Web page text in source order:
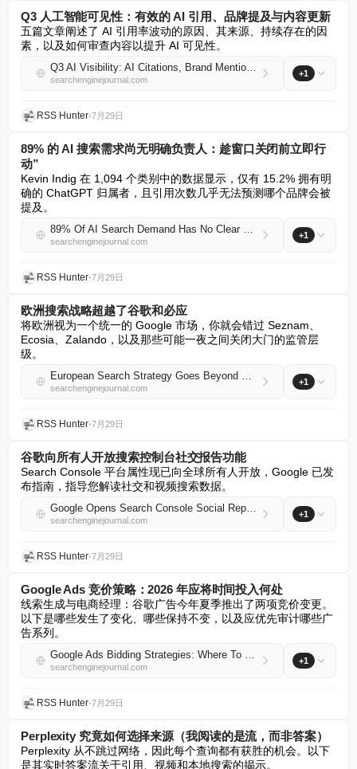
Q3 人工智能可见性：有效的 AI 引用、品牌提及与内容更新
五篇文章阐述了 AI 引用率波动的原因、其来源、持续存在的因
素，以及如何审查内容以提升 AI 可见性。
Q3 AI Visibility: AI Citations, Brand Mentions & Content Refreshes That Work
searchenginejournal.com
+1
RSS Hunter•7月29日
89% 的 AI 搜索需求尚无明确负责人：趁窗口关闭前立即行
动”
Kevin Indig 在 1,094 个类别中的数据显示，仅有 15.2% 拥有明
确的 ChatGPT 归属者，且引用次数几乎无法预测哪个品牌会被
提及。
89% Of AI Search Demand Has No Clear Owner: Use This Before The Window Closes
searchenginejournal.com
+1
RSS Hunter•7月29日
欧洲搜索战略超越了谷歌和必应
将欧洲视为一个统一的 Google 市场，你就会错过 Seznam、
Ecosia、Zalando，以及那些可能一夜之间关闭大门的监管层
级。
European Search Strategy Goes Beyond Google & Bing
searchenginejournal.com
+1
RSS Hunter•7月29日
谷歌向所有人开放搜索控制台社交报告功能
Search Console 平台属性现已向全球所有人开放，Google 已发
布指南，指导您解读社交和视频搜索数据。
Google Opens Search Console Social Reporting To Everyone
searchenginejournal.com
+1
RSS Hunter•7月29日
Google Ads 竞价策略：2026 年应将时间投入何处
线索生成与电商经理：谷歌广告今年夏季推出了两项竞价变更。
以下是哪些发生了变化、哪些保持不变，以及应优先审计哪些广
告系列。
Google Ads Bidding Strategies: Where To Spend Your Time In 2026
searchenginejournal.com
+1
RSS Hunter•7月29日
Perplexity 究竟如何选择来源（我阅读的是流，而非答案）
Perplexity 从不跳过网络，因此每个查询都有获胜的机会。以下
是其实时答案流关于引用、视频和本地搜索的揭示。